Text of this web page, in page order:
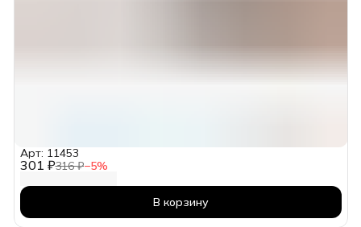
301 ₽316 ₽−5%
Арт: 11453
В корзину